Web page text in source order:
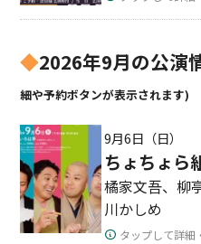
◆2026年9月の公演
細や予約ボタンが表示されます)
9月6日（日）
ちょちょら
橘家文吾、柳
川かしめ
タップして詳細